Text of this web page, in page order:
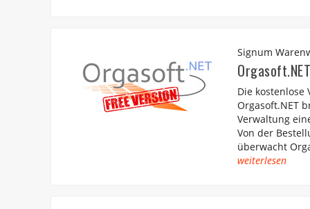
Signum
Die kostenlose
Orgasoft.NET
Verwaltung
Von der
überwacht
weiterlesen